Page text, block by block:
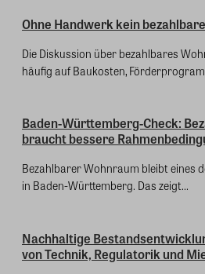
Ohne Handwerk kein
Die Diskussion über bezahlbares
häufig auf Baukosten,
Baden-Württemberg-Check:
braucht bessere
Bezahlbarer Wohnraum bleibt eines
in Baden-Württemberg. Das zeigt...
Nachhaltige
von Technik, Regulatorik und